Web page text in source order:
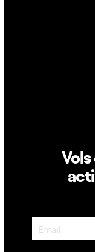
Newsletter